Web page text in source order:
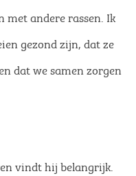
met andere rassen. Ik
gezond zijn, dat ze
dat we samen zorgen
vindt hij belangrijk.